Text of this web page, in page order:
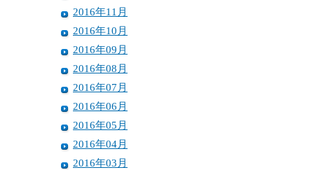
2016年11月
2016年10月
2016年09月
2016年08月
2016年07月
2016年06月
2016年05月
2016年04月
2016年03月